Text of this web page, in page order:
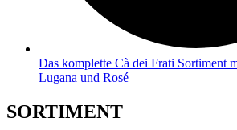
Das komplette Cà dei Frati Sortiment
Lugana und Rosé
SORTIMENT